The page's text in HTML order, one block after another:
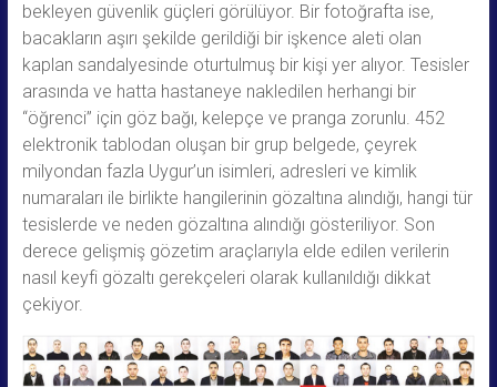
bekleyen güvenlik güçleri görülüyor. Bir fotoğrafta ise,
bacakların aşırı şekilde gerildiği bir işkence aleti olan
kaplan sandalyesinde oturtulmuş bir kişi yer alıyor. Tesisler
arasında ve hatta hastaneye nakledilen herhangi bir
“öğrenci” için göz bağı, kelepçe ve pranga zorunlu. 452
elektronik tablodan oluşan bir grup belgede, çeyrek
milyondan fazla Uygur’un isimleri, adresleri ve kimlik
numaraları ile birlikte hangilerinin gözaltına alındığı, hangi tür
tesislerde ve neden gözaltına alındığı gösteriliyor. Son
derece gelişmiş gözetim araçlarıyla elde edilen verilerin
nasıl keyfi gözaltı gerekçeleri olarak kullanıldığı dikkat
çekiyor.